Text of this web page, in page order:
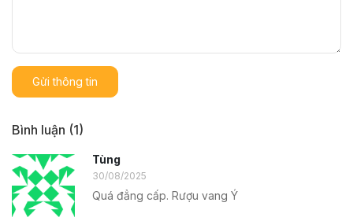
Gửi thông tin
Bình luận (1)
Tùng
30/08/2025
Quá đẳng cấp. Rượu vang Ý